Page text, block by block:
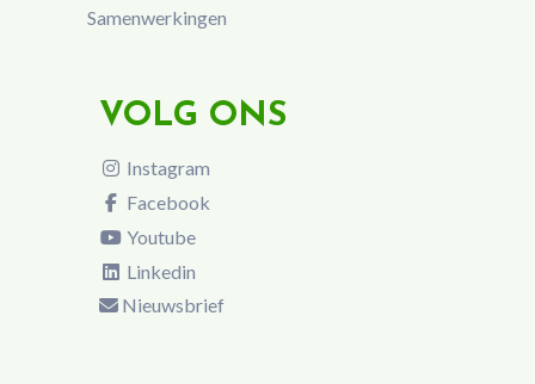
Samenwerkingen
VOLG ONS
Instagram
Facebook
Youtube
Linkedin
Nieuwsbrief